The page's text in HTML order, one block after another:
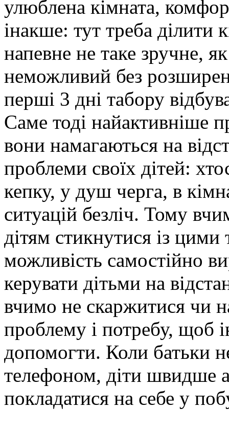
улюблена кімната,
інакше: тут треба ділити
напевне не таке зручне,
неможливий без
перші 3 дні табору
Саме тоді найактивніше
вони намагаються на
проблеми своїх дітей:
кепку, у душ черга, в
ситуацій безліч. Тому
дітям стикнутися із
можливість самостійно
керувати дітьми на
вчимо не скаржитися чи
проблему і потребу, щоб
допомогти. Коли батьки
телефоном, діти швидше
покладатися на себе у